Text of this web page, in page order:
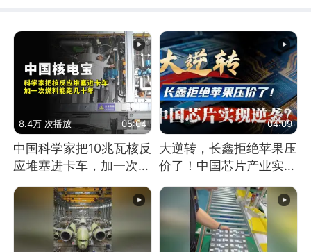
8.4万 次播放 05:04
中国科学家把10兆瓦核反
应堆塞进卡车，加一次燃
料能跑几十年
04:09
大逆转，长鑫拒绝苹果压
价了！中国芯片产业实现
怎样的逆袭？